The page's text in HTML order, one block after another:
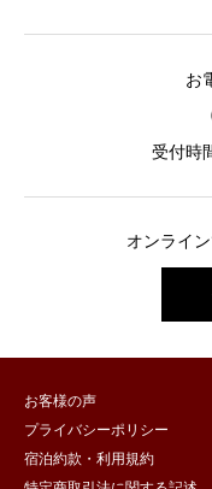
お
受付時
オンライ
お客様の声
プライバシーポリシー
宿泊約款・利用規約